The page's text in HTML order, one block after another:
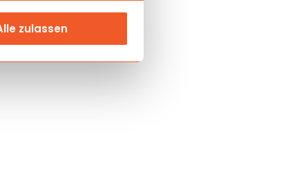
zulassen